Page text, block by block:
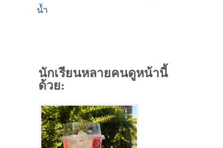
น้ำ
นักเรียนหลายคนดูหน้านี้
ด้วย: